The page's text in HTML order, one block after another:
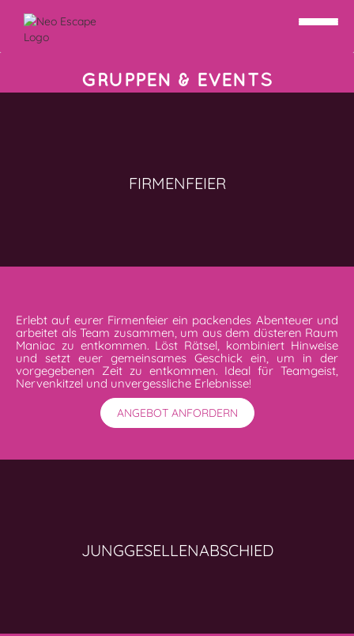
GRUPPEN & EVENTS
FIRMENFEIER
Erlebt auf eurer Firmenfeier ein packendes Abenteuer und
arbeitet als Team zusammen, um aus dem düsteren Raum
Maniac zu entkommen. Löst Rätsel, kombiniert Hinweise
und setzt euer gemeinsames Geschick ein, um in der
vorgegebenen Zeit zu entkommen. Ideal für Teamgeist,
Nervenkitzel und unvergessliche Erlebnisse!
ANGEBOT ANFORDERN
JUNGGESELLENABSCHIED